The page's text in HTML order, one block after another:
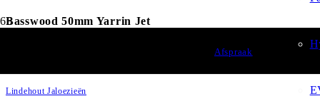
Afspraak
Basswood 50mm Yarrin Jet
Lindehout Jaloezieën